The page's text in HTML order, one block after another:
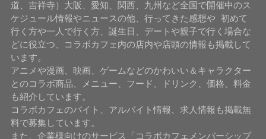
道、吉祥寺）大阪、愛知、関西、九州など全国で開催中のス
ケジュール情報やニュースの他、行ってきた感想や 初めて
行く方や一人で行く方、誕生日、デートや親子で行く場合な
どに役立つ、コラボカフェ内の店内や店頭の情報も掲載して
います。
アニメや漫画、映画、ゲームなどのかわいい＆キャラクター
とのコラボ商品、メニュー、フード、ドリンク、価格、料金
も紹介しています。
コラボカフェのバイト、アルバイト情報、求人情報も掲載無
料で募集しています。
また、企業様向けのサービス「コラボカフェメンバーシップ